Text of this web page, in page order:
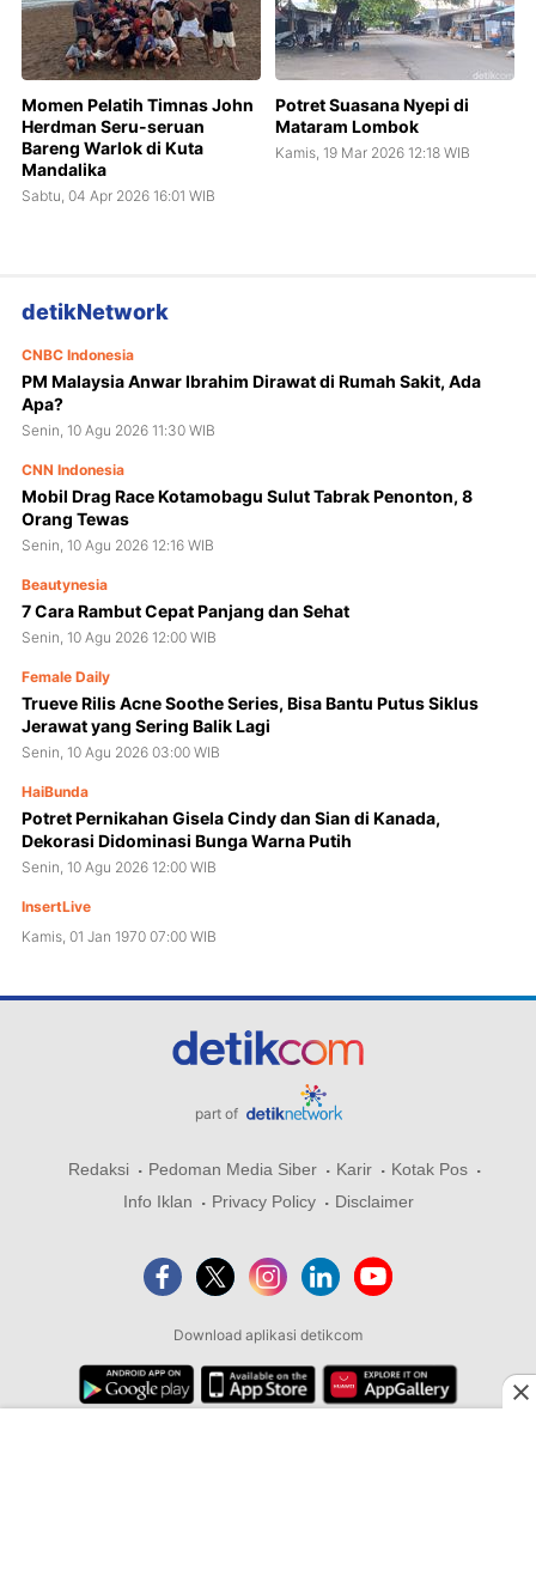
Momen Pelatih Timnas John
Herdman Seru-seruan
Bareng Warlok di Kuta
Mandalika
Sabtu, 04 Apr 2026 16:01 WIB
Potret Suasana Nyepi di
Mataram Lombok
Kamis, 19 Mar 2026 12:18 WIB
detikNetwork
CNBC Indonesia
PM Malaysia Anwar Ibrahim Dirawat di Rumah Sakit, Ada
Apa?
Senin, 10 Agu 2026 11:30 WIB
CNN Indonesia
Mobil Drag Race Kotamobagu Sulut Tabrak Penonton, 8
Orang Tewas
Senin, 10 Agu 2026 12:16 WIB
Beautynesia
7 Cara Rambut Cepat Panjang dan Sehat
Senin, 10 Agu 2026 12:00 WIB
Female Daily
Trueve Rilis Acne Soothe Series, Bisa Bantu Putus Siklus
Jerawat yang Sering Balik Lagi
Senin, 10 Agu 2026 03:00 WIB
HaiBunda
Potret Pernikahan Gisela Cindy dan Sian di Kanada,
Dekorasi Didominasi Bunga Warna Putih
Senin, 10 Agu 2026 12:00 WIB
InsertLive
Kamis, 01 Jan 1970 07:00 WIB
part of
Redaksi Pedoman Media Siber Karir
Kotak Pos
Info Iklan
Privacy Policy Disclaimer
Download aplikasi detikcom